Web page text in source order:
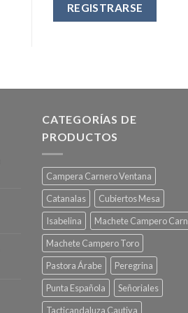
REGISTRARSE
CATEGORÍAS DE
PRODUCTOS
Campera Carnero Ventana
Catanalas
Cubiertos Mesa
Isabelina
Machete Campero
Machete Campero Toro
Pastora Árabe
Peregrina
Punta Española
Señoriales
Tacticandaluza Cautiva